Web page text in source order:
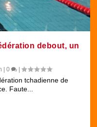
debout, un
|0 |
tchadienne de
Faute...